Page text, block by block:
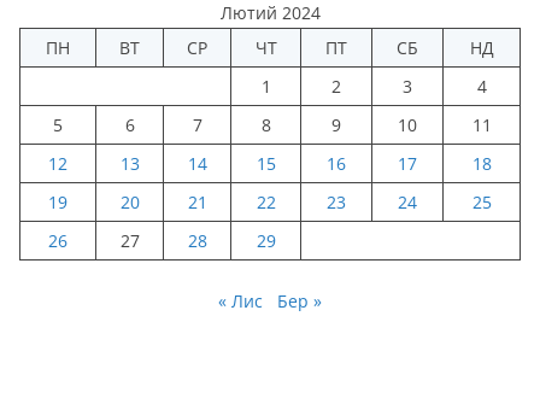
Лютий 2024
ПН
ВТ СР ЧТ ПТ СБ
НД
1
2 3
4
5
6 7 8 9 10
11
12
13 14 15 16 17
18
19
20 21 22 23 24
25
26
27 28 29
« Лис Бер »